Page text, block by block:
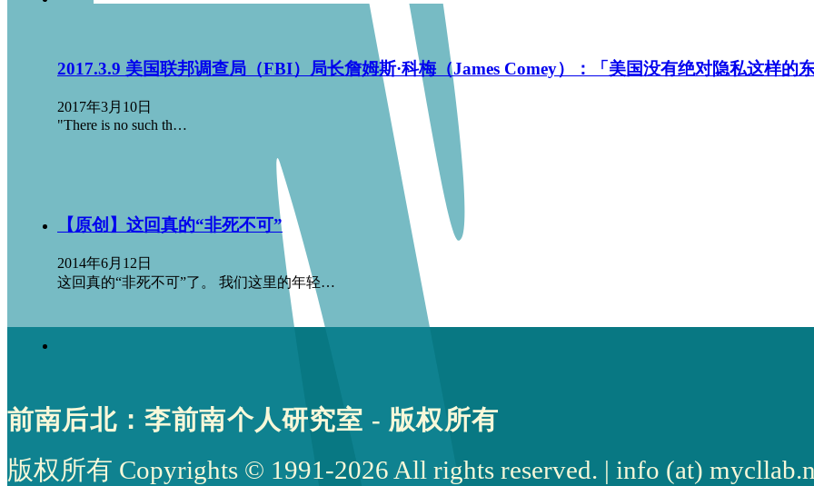
2017.3.9 美国联邦调查局（FBI）局长詹姆斯·科梅（James Comey）：「美国没有绝对隐私这样的
2017年3月10日
"There is no such th…
【原创】这回真的“非死不可”
2014年6月12日
这回真的“非死不可”了。 我们这里的年轻…
前南后北：李前南个人研究室 - 版权所有
版权所有 Copyrights © 1991-2026 All rights reserved. | info (at)